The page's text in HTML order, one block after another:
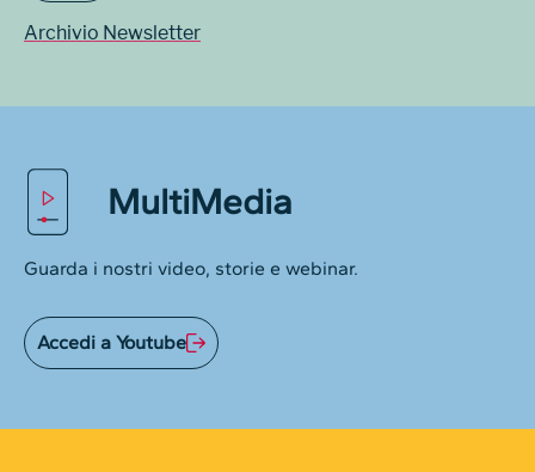
Archivio Newsletter
MultiMedia
Guarda i nostri video, storie e webinar.
Accedi a Youtube